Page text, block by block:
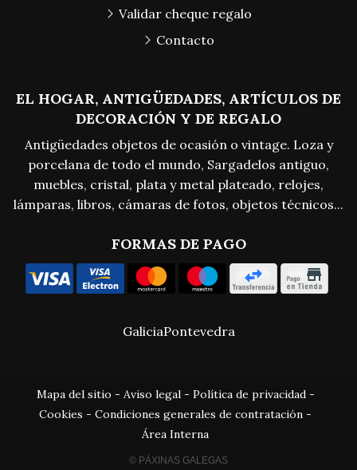
EL HOGAR, ANTIGÜEDADES, ARTÍCULOS DE
DECORACIÓN Y DE REGALO
Antigüedades objetos de ocasión o vintage. Loza y
porcelana de todo el mundo, Sargadelos antiguo,
muebles, cristal, plata y metal plateado, relojes,
lámparas, libros, cámaras de fotos, objetos técnicos...
FORMAS DE PAGO
Validar cheque regalo
Contacto
GaliciaPontevedra
Mapa del sitio - Aviso legal- Política de privacidad-
Cookies - Condiciones generales de contratación -
Área Interna
© PÁXINAS GALEGAS